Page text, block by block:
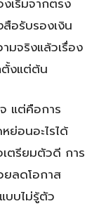
อรับรองเงิน
มจริงแล้วเรื่อง
ตั้งแต่ต้น
แต่คือการ
หย่อนอะไรได้
เตรียมตัวดี การ
ยลดโอกาส
บบไม่รู้ตัว